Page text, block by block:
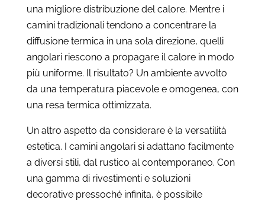
una migliore distribuzione del calore. Mentre i
camini tradizionali tendono a concentrare la
diffusione termica in una sola direzione, quelli
angolari riescono a propagare il calore in modo
più uniforme. Il risultato? Un ambiente avvolto
da una temperatura piacevole e omogenea, con
una resa termica ottimizzata.
Un altro aspetto da considerare è la versatilità
estetica. I camini angolari si adattano facilmente
a diversi stili, dal rustico al contemporaneo. Con
una gamma di rivestimenti e soluzioni
decorative pressoché infinita, è possibile